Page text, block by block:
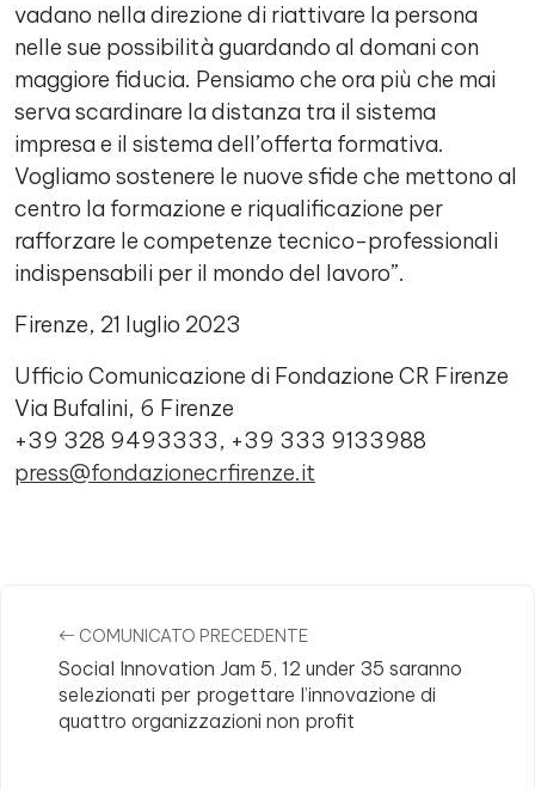
vadano nella direzione di riattivare la persona
nelle sue possibilità guardando al domani con
maggiore fiducia. Pensiamo che ora più che mai
serva scardinare la distanza tra il sistema
impresa e il sistema dell’offerta formativa.
Vogliamo sostenere le nuove sfide che mettono al
centro la formazione e riqualificazione per
rafforzare le competenze tecnico-professionali
indispensabili per il mondo del lavoro”.
Firenze, 21 luglio 2023
Ufficio Comunicazione di Fondazione CR Firenze
Via Bufalini, 6 Firenze
+39 328 9493333, +39 333 9133988
press@fondazionecrfirenze.it
COMUNICATO PRECEDENTE
Social Innovation Jam 5, 12 under 35 saranno
selezionati per progettare l’innovazione di
quattro organizzazioni non profit